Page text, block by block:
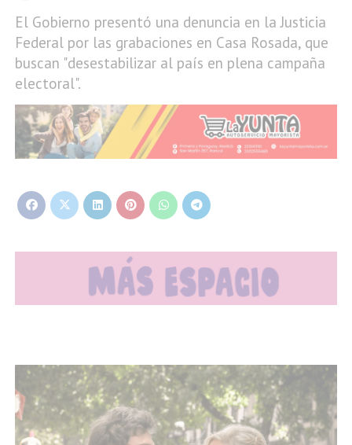
El Gobierno presentó una denuncia en la Justicia
Federal por las grabaciones en Casa Rosada, que
buscan "desestabilizar al país en plena campaña
electoral".